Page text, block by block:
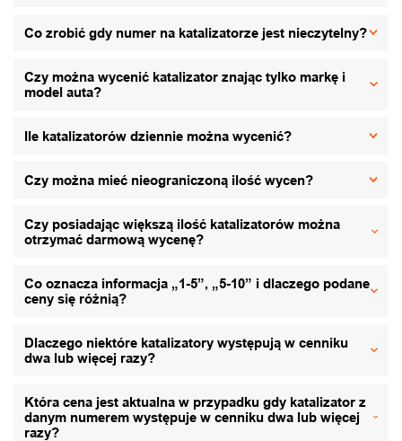
Co zrobić gdy numer na katalizatorze jest nieczytelny?
Czy można wycenić katalizator znając tylko markę i
model auta?
Ile katalizatorów dziennie można wycenić?
Czy można mieć nieograniczoną ilość wycen?
Czy posiadając większą ilość katalizatorów można
otrzymać darmową wycenę?
Co oznacza informacja „1-5”, „5-10” i dlaczego podane
ceny się różnią?
Dlaczego niektóre katalizatory występują w cenniku
dwa lub więcej razy?
Która cena jest aktualna w przypadku gdy katalizator z
danym numerem występuje w cenniku dwa lub więcej
razy?